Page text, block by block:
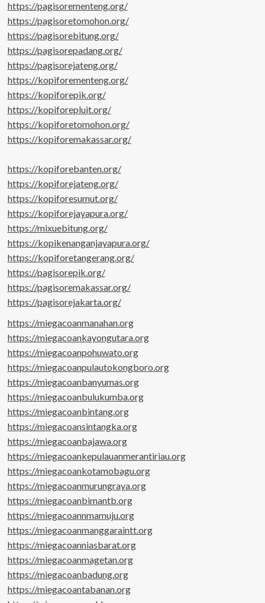
https://pagisorementeng.org/
https://pagisoretomohon.org/
https://pagisorebitung.org/
https://pagisorepadang.org/
https://pagisorejateng.org/
https://kopiforementeng.org/
https://kopiforepik.org/
https://kopiforepluit.org/
https://kopiforetomohon.org/
https://kopiforemakassar.org/
https://kopiforebanten.org/
https://kopiforejateng.org/
https://kopiforesumut.org/
https://kopiforejayapura.org/
https://mixuebitung.org/
https://kopikenanganjayapura.org/
https://kopiforetangerang.org/
https://pagisorepik.org/
https://pagisoremakassar.org/
https://pagisorejakarta.org/
https://miegacoanmanahan.org
https://miegacoankayongutara.org
https://miegacoanpohuwato.org
https://miegacoanpulautokongboro.org
https://miegacoanbanyumas.org
https://miegacoanbulukumba.org
https://miegacoanbintang.org
https://miegacoansintangka.org
https://miegacoanbajawa.org
https://miegacoankepulauanmerantiriau.org
https://miegacoankotamobagu.org
https://miegacoanmurungraya.org
https://miegacoanbimantb.org
https://miegacoannmamuju.org
https://miegacoanmanggaraintt.org
https://miegacoanniasbarat.org
https://miegacoanmagetan.org
https://miegacoanbadung.org
https://miegacoantabanan.org